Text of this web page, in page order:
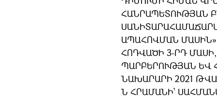
ՀԱՆՐԱՊԵՏՈՒԹՅԱՆ
ԱՊԱՀՈՎՄԱՆ ՄԱՍԻՆ»
ՀՈԴՎԱԾԻ 3-ՐԴ
ՊԱՐԲԵՐՈՒԹՅԱՆ ԵՎ
ՆԱԽԱՐԱՐԻ 2021
Ն ՀՐԱՄԱՆԻ՝